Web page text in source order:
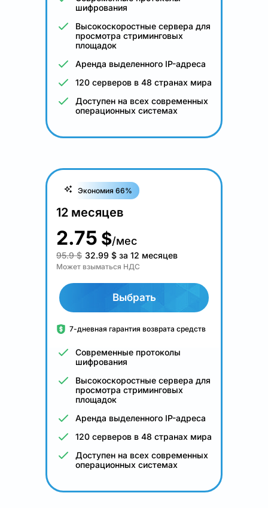
шифрования
Высокоскоростные сервера для
просмотра стриминговых
площадок
Аренда выделенного IP-адреса
120 серверов в 48 странах мира
Доступен на всех современных
операционных системах
Экономия 66%
12 месяцев
2.75 $/мес
95.9 $ 32.99 $ за 12 месяцев
Может взыматься НДС
Выбрать
7-дневная гарантия возврата средств
Современные протоколы
шифрования
Высокоскоростные сервера для
просмотра стриминговых
площадок
Аренда выделенного IP-адреса
120 серверов в 48 странах мира
Доступен на всех современных
операционных системах